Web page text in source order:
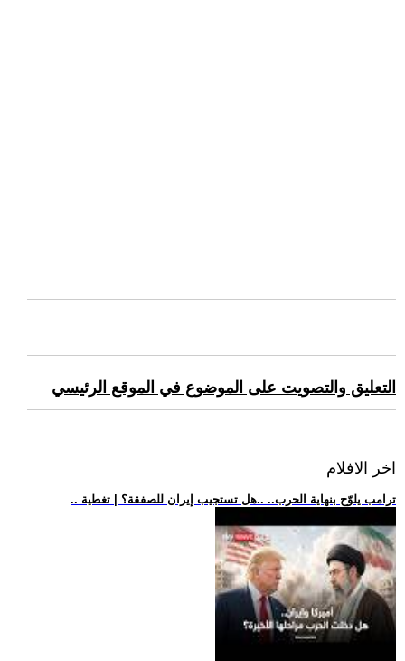
التعليق والتصويت على الموضوع في الموقع الرئيسي
اخر الافلام
.. ترامب يلوّح بنهاية الحرب.. ..هل تستجيب إيران للصفقة؟ | تغطية